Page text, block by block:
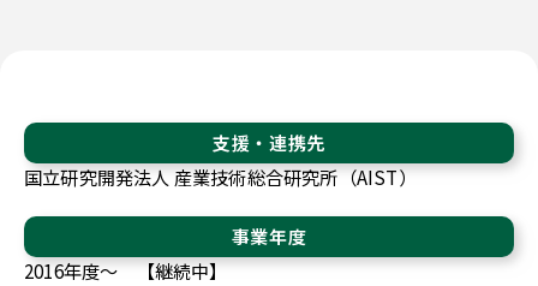
支援・連携先
国立研究開発法人 産業技術総合研究所（AIST）
事業年度
2016年度～ 【継続中】